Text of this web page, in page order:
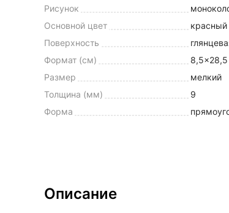
Рисунок
Основной цвет
красный
Поверхность
Формат (см)
8,5x28,5
Размер
мелкий
Толщина (мм)
9
Форма
Описание